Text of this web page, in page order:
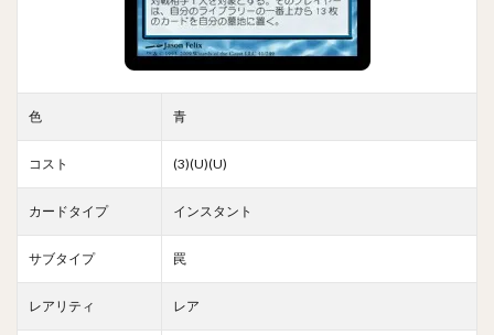
色 青
コスト (3)(U)(U)
カードタイプ インスタント
サブタイプ 罠
レアリティ レア